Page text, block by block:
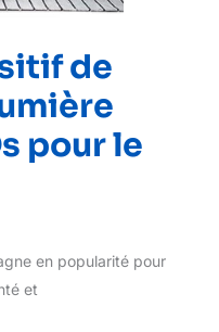
de
pour le
en popularité pour
et